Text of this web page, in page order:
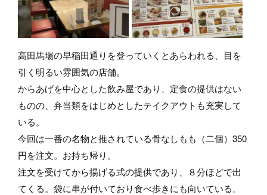
高田馬場の早稲田通りを登っていくとあらわれる、目を
引く明るい雰囲気の店舗。
からあげを中心とした飲み屋であり、定食の提供はない
ものの、弁当類をはじめとしたテイクアウトも充実して
いる。
今回は一番の名物と推されている骨なしもも（二個）350
円を注文。お持ち帰り。
注文を受けてから揚げる式の提供であり、８分ほどで出
てくる。袋に串が付いており食べ歩きにも向いている。